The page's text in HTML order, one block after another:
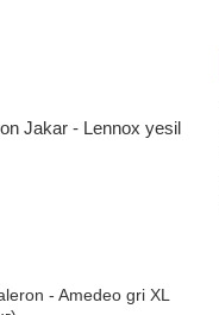
Jakar - Lennox yesil